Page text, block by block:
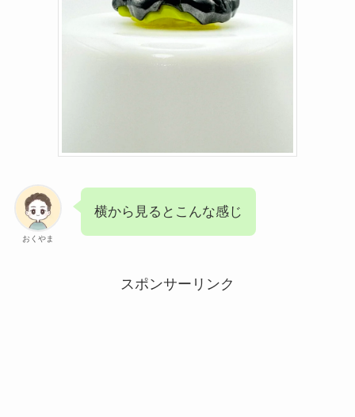
おくやま
横から見るとこんな感じ
スポンサーリンク